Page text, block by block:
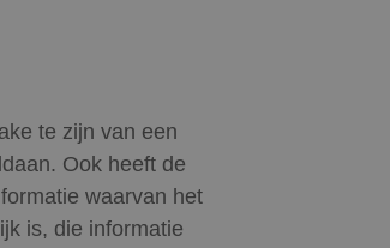
te zijn van een
Ook heeft de
waarvan het
is, die informatie